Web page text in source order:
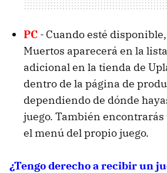
PC - Cuando esté disponible,
Muertos aparecerá en la
adicional en la tienda de
dentro de la página de
dependiendo de dónde
juego. También encontrarás
el menú del propio juego.
¿Tengo derecho a recibir un